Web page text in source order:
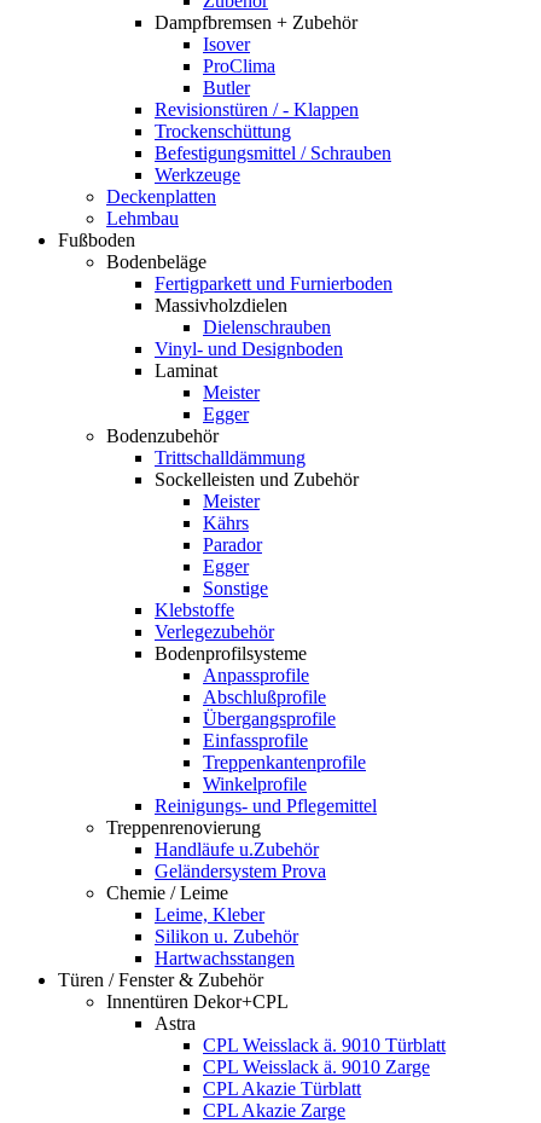
Dampfbremsen + Zubehör
Isover
ProClima
Butler
Revisionstüren / - Klappen
Trockenschüttung
Befestigungsmittel / Schrauben
Werkzeuge
Deckenplatten
Lehmbau
Fußboden
Bodenbeläge
Fertigparkett und Furnierboden
Massivholzdielen
Dielenschrauben
Vinyl- und Designboden
Laminat
Meister
Egger
Bodenzubehör
Trittschalldämmung
Sockelleisten und Zubehör
Meister
Kährs
Parador
Egger
Sonstige
Klebstoffe
Verlegezubehör
Bodenprofilsysteme
Anpassprofile
Abschlußprofile
Übergangsprofile
Einfassprofile
Treppenkantenprofile
Winkelprofile
Reinigungs- und Pflegemittel
Treppenrenovierung
Handläufe u.Zubehör
Geländersystem Prova
Chemie / Leime
Leime, Kleber
Silikon u. Zubehör
Hartwachsstangen
Türen / Fenster & Zubehör
Innentüren Dekor+CPL
Astra
CPL Weisslack ä. 9010 Türblatt
CPL Weisslack ä. 9010 Zarge
CPL Akazie Türblatt
CPL Akazie Zarge